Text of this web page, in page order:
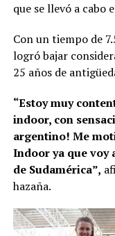
que se llevó a cabo
Con un tiempo de
logró bajar
25 años de
“Estoy muy
indoor, con
argentino! Me
Indoor ya que voy
de Sudamérica”,
hazaña.